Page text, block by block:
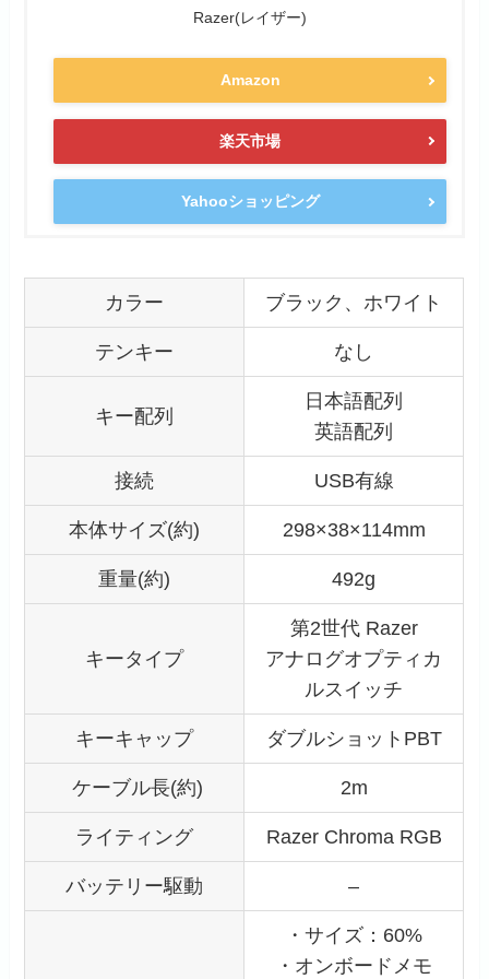
Razer(レイザー)
Amazon
楽天市場
Yahooショッピング
カラー ブラック、ホワイト
テンキー なし
キー配列
日本語配列
英語配列
接続 USB有線
本体サイズ(約) 298×38×114mm
重量(約) 492g
キータイプ
第2世代 Razer
アナログオプティカ
ルスイッチ
キーキャップ ダブルショットPBT
ケーブル長(約) 2m
ライティング Razer Chroma RGB
バッテリー駆動 –
・サイズ：60%
・オンボードメモ